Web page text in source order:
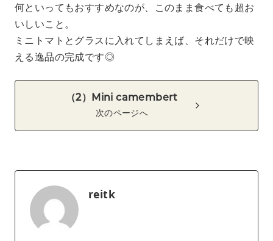
何といってもおすすめなのが、このまま食べても超お
いしいこと。
ミニトマトとグラスに入れてしまえば、それだけで映
える逸品の完成です◎
（2）Mini camembert
次のページへ
reitk